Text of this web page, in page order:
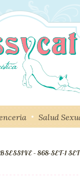
Salud
– 868-SET-1